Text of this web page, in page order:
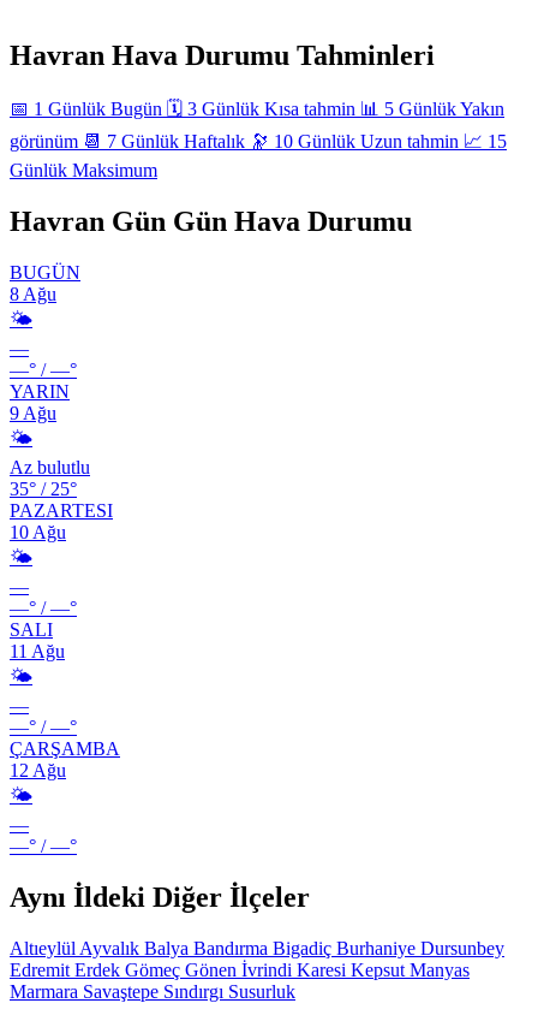
HavranHava durumu →
+
Havran Hava Durumu Tahminleri
📅 1 Günlük Bugün 🗓️ 3 Günlük Kısa tahmin 📊 5 GünlükYakın
görünüm 📆 7 Günlük Haftalık 🔭 10 Günlük Uzun tahmin 📈 15
Günlük Maksimum
Havran Gün Gün Hava Durumu
BUGÜN
8 Ağu
🌤️
—
—° / —°
YARIN
9 Ağu
🌤️
Az bulutlu
35° / 25°
PAZARTESI
10 Ağu
🌤️
—
—° / —°
SALI
11 Ağu
🌤️
—
—° / —°
ÇARŞAMBA
12 Ağu
🌤️
—
—° / —°
Aynı İldeki Diğer İlçeler
Altıeylül Ayvalık Balya Bandırma Bigadiç Burhaniye Dursunbey
Edremit Erdek Gömeç Gönen İvrindi Karesi Kepsut Manyas
Marmara Savaştepe Sındırgı Susurluk